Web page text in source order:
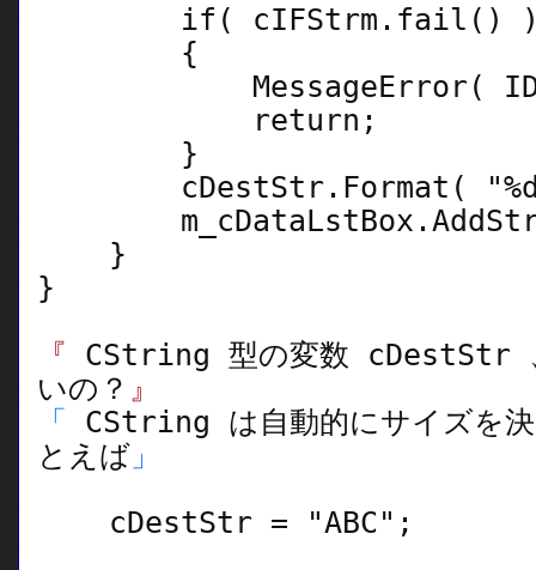
if( cIFStrm.fail()
{
MessageError(
return;
}
cDestStr.Format(
}
}
『 CString 型の変数 cDestStr
いの？ 』
「 CString は自動的にサイズを
とえば 」
cDestStr = "ABC";